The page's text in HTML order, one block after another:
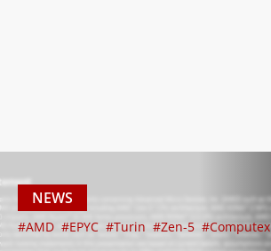
NEWS
#AMD #EPYC #Turin #Zen-5 #Computex